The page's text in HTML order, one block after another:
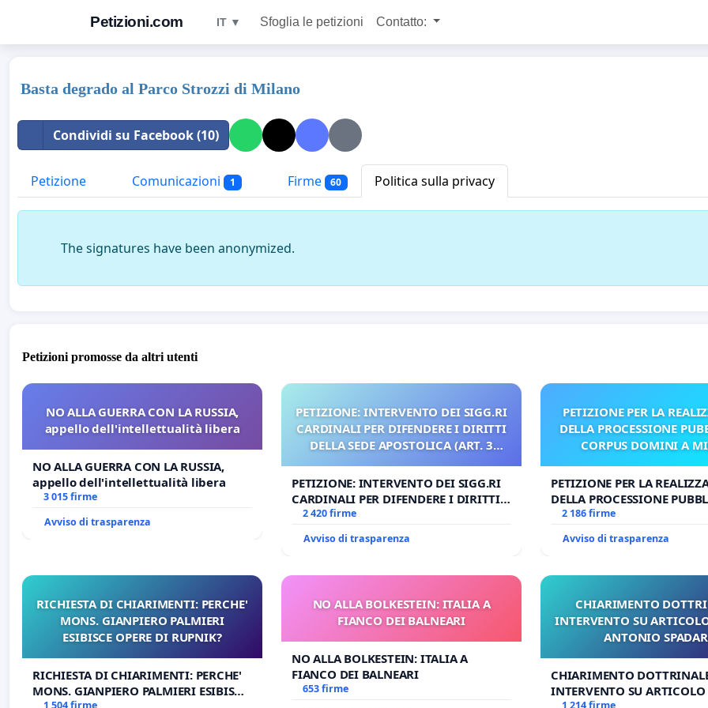
Petizioni.com IT ▼ Sfoglia le petizioni Contatto:
Basta degrado al Parco Strozzi di Milano
Condividi su Facebook (10)
Petizione Comunicazioni 1 Firme 60 Politica sulla privacy
The signatures have been anonymized.
Petizioni promosse da altri utenti
NO ALLA GUERRA CON LA RUSSIA,
appello dell'intellettualità libera
NO ALLA GUERRA CON LA RUSSIA,
appello dell'intellettualità libera
3 015 firme
Avviso di trasparenza
PETIZIONE: INTERVENTO DEI SIGG.RI
CARDINALI PER DIFENDERE I DIRITTI
DELLA SEDE APOSTOLICA (ART. 3
PETIZIONE: INTERVENTO DEI SIGG.RI
CARDINALI PER DIFENDERE I DIRITTI
DELLA SEDE APOSTOLICA (ART. 3 UDG)
2 420 firme
Avviso di trasparenza
PETIZIONE PER LA
DELLA PROCESSIONE
CORPUS DOMINI A
PETIZIONE PER LA
DELLA PROCESSIONE
CORPUS DOMINI A MILANO
2 186 firme
Avviso di trasparenza
RICHIESTA DI CHIARIMENTI: PERCHE'
MONS. GIANPIERO PALMIERI
ESIBISCE OPERE DI RUPNIK?
RICHIESTA DI CHIARIMENTI: PERCHE'
MONS. GIANPIERO PALMIERI ESIBISCE
1 504 firme
NO ALLA BOLKESTEIN: ITALIA A
FIANCO DEI BALNEARI
NO ALLA BOLKESTEIN: ITALIA A
FIANCO DEI BALNEARI
653 firme
CHIARIMENTO
INTERVENTO SU
ANTONIO
CHIARIMENTO
INTERVENTO SU ARTICOLO
1 214 firme